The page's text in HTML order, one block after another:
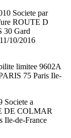
Societe par
ROUTE D
30 Gard
10/2016
limitee 9602A
75 Paris Ile-
a
DE COLMAR
Ile-de-France